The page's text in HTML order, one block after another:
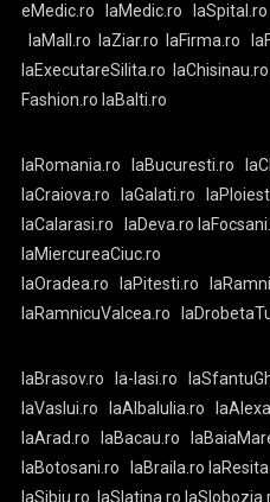
eMedic.ro laMedic.ro laSpital.ro
laMall.ro
laZiar.ro laFirma.ro
laExecutareSilita.ro
laChisinau.ro
Fashion.ro laBalti.ro
laRomania.ro laBucuresti.ro
laCraiova.ro
laGalati.ro
laCalarasi.ro
laDeva.ro
laMiercureaCiuc.ro
laOradea.ro
laPitesti.ro
laRamnicuValcea.ro
laBrasov.ro la-Iasi.ro
laVaslui.ro
laAlbaIulia.ro
laArad.ro
laBacau.ro
laBotosani.ro
laBraila.ro
laSibiu.ro
laSlatina.ro